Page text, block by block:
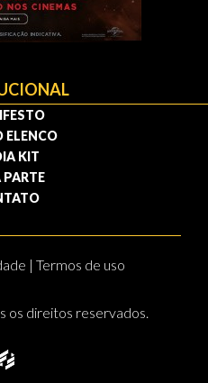
ELENCO
KIT
PARTE
| Termos de uso
os direitos reservados.